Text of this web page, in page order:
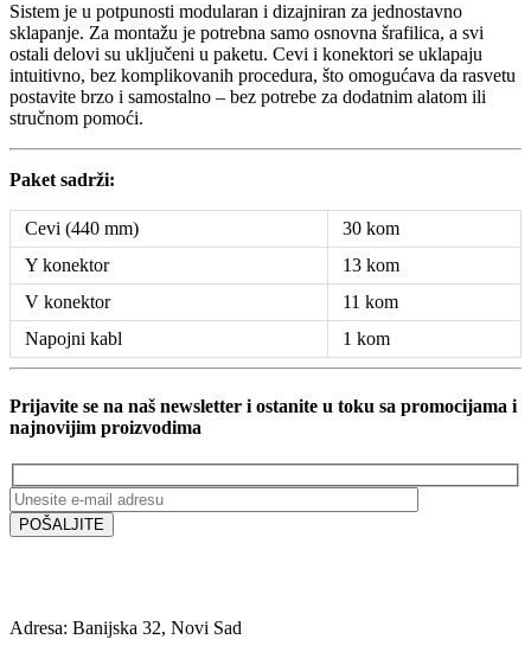
Sistem je u potpunosti modularan i dizajniran za jednostavno
sklapanje. Za montažu je potrebna samo osnovna šrafilica, a svi
ostali delovi su uključeni u paketu. Cevi i konektori se uklapaju
intuitivno, bez komplikovanih procedura, što omogućava da rasvetu
postavite brzo i samostalno – bez potrebe za dodatnim alatom ili
stručnom pomoći.
Paket sadrži:
Cevi (440 mm)
30 kom
Y konektor
13 kom
V konektor
11 kom
Napojni kabl
1 kom
Prijavite se na naš newsletter i ostanite u toku sa promocijama i
najnovijim proizvodima
Adresa: Banijska 32, Novi Sad